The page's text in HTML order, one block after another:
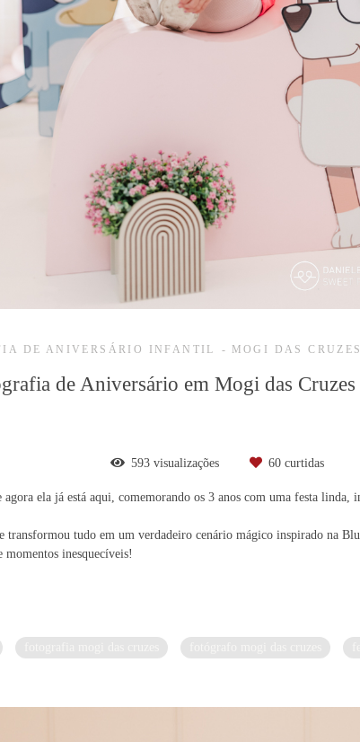
DE ANIVERSÁRIO INFANTIL MOGI DAS CRUZES
de Aniversário em Mogi das
593 visualizações 60 curtidas
ela já está aqui, comemorando os 3 anos com uma festa linda,
transformou tudo em um verdadeiro cenário mágico inspirado na
momentos inesquecíveis!